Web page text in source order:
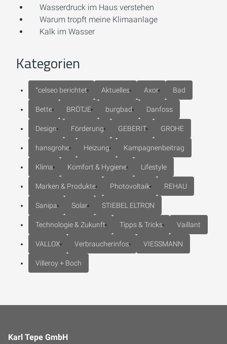
Wasserdruck im Haus verstehen
Warum tropft meine Klimaanlage
Kalk im Wasser
Kategorien
°celseo berichtet Aktuelles Axor Bad
Bette BRÖTJE burgbad Danfoss
Design Förderung GEBERIT GROHE
hansgrohe Heizung Kampagnenbeitrag
Klima Komfort & Hygiene Lifestyle
Marken & Produkte Photovoltaik REHAU
Sanipa Solar STIEBEL ELTRON
Technologie & Zukunft Tipps & Tricks Vaillant
VALLOX Verbraucherinfos VIESSMANN
Villeroy + Boch
Karl Tepe GmbH